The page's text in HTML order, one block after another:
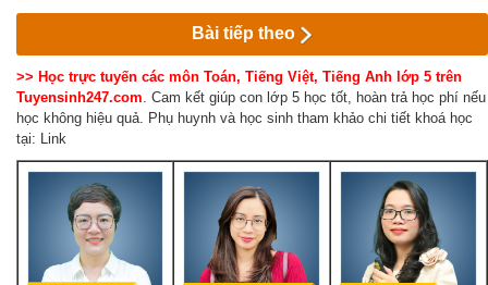
Bài tiếp theo
>> Học trực tuyến các môn Toán, Tiếng Việt, Tiếng Anh lớp 5 trên
Tuyensinh247.com . Cam kết giúp con lớp 5 học tốt, hoàn trả học phí nếu
học không hiệu quả. Phụ huynh và học sinh tham khảo chi tiết khoá học
tại: Link